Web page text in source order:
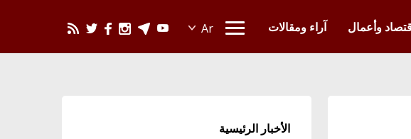
وأعمال آراء ومقالات
الأخبار الرئيسية